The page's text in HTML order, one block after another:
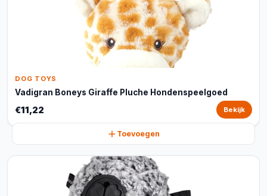
DOG TOYS
Vadigran Boneys Giraffe Pluche Hondenspeelgoed
€11,22 Bekijk
Toevoegen